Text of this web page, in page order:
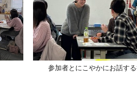
参加者とにこやかにお話す